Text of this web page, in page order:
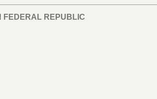
FEDERAL REPUBLIC